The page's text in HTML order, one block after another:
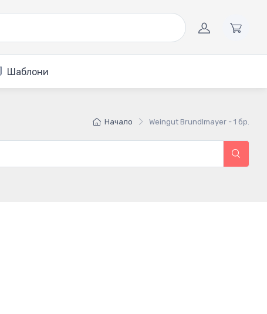
Шаблони
Начало Weingut Brundlmayer - 1 бр.